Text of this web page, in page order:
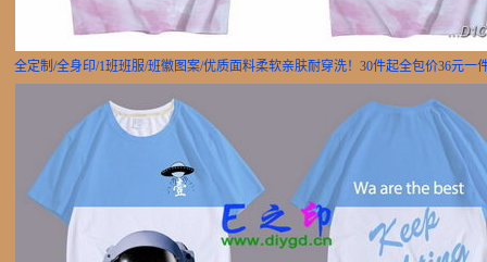
全定制/全身印/1班班服/班徽图案/优质面料柔软亲肤耐穿洗！30件起全包价36元一